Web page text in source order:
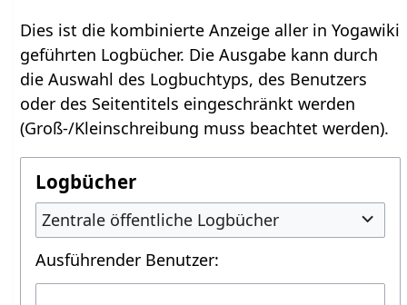
Dies ist die kombinierte Anzeige aller in Yogawiki
geführten Logbücher. Die Ausgabe kann durch
die Auswahl des Logbuchtyps, des Benutzers
oder des Seitentitels eingeschränkt werden
(Groß-/Kleinschreibung muss beachtet werden).
Logbücher
Zentrale öffentliche Logbücher
Ausführender Benutzer: